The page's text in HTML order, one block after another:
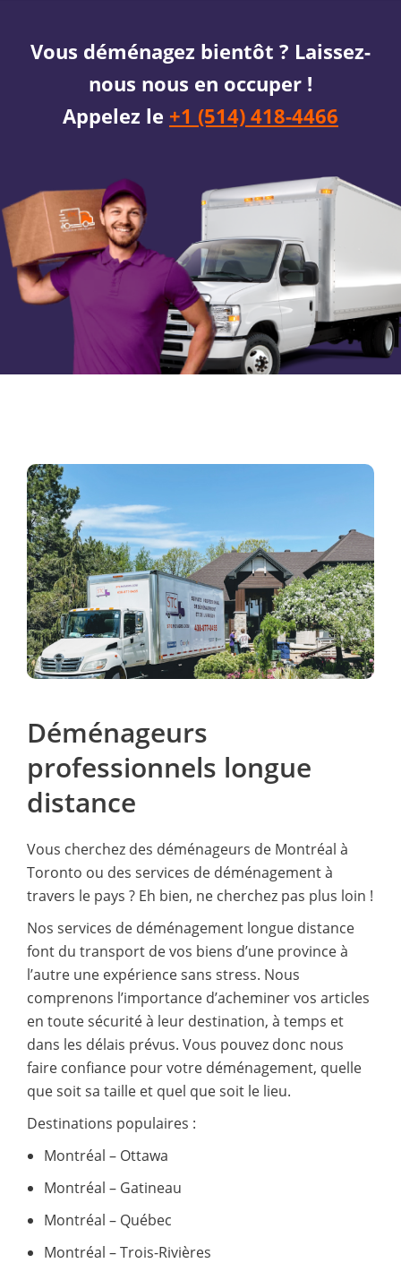
Vous déménagez bientôt ? Laissez-
nous nous en occuper !
Appelez le +1 (514) 418-4466
Déménageurs
professionnels longue
distance
Vous cherchez des déménageurs de Montréal à
Toronto ou des services de déménagement à
travers le pays ? Eh bien, ne cherchez pas plus loin !
Nos services de déménagement longue distance
font du transport de vos biens d’une province à
l’autre une expérience sans stress. Nous
comprenons l’importance d’acheminer vos articles
en toute sécurité à leur destination, à temps et
dans les délais prévus. Vous pouvez donc nous
faire confiance pour votre déménagement, quelle
que soit sa taille et quel que soit le lieu.
Destinations populaires :
Montréal – Ottawa
Montréal – Gatineau
Montréal – Québec
Montréal – Trois-Rivières